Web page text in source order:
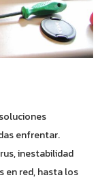
enfrentar.
inestabilidad
en red, hasta los